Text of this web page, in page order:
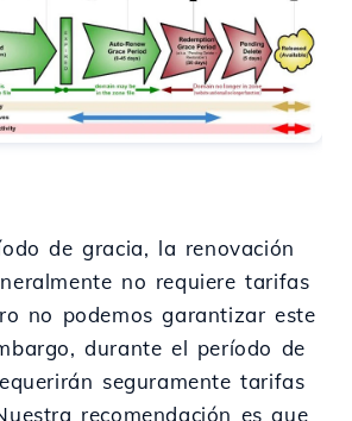
de gracia, la renovación
no requiere tarifas
no podemos garantizar este
durante el período de
seguramente tarifas
recomendación es que